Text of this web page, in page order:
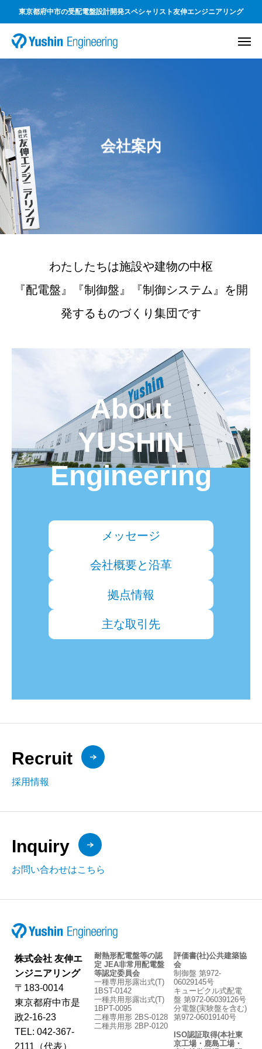
東京都府中市の受配電盤設計開発スペシャリスト友伸エンジニアリング
会社案内
わたしたちは施設や建物の中枢
『配電盤』『制御盤』『制御システム』を開
発するものづくり集団です
About
YUSHIN
Engineering
メッセージ
会社概要と沿革
拠点情報
主な取引先
Recruit
採用情報
Inquiry
お問い合わせはこちら
株式会社 友伸エ
ンジニアリング
〒183-0014
東京都府中市是
政2-16-23
TEL: 042-367-
2111（代表）
耐熱形配電盤等の認
定 JEA非常用配電盤
等認定委員会
一種専用形露出式(T)
1BST-0142
一種共用形露出式(T)
1BPT-0095
二種専用形 2BS-0128
二種共用形 2BP-0120
評価書(社)公共建築協
会
制御盤 第972-
06029145号
キュービクル式配電
盤 第972-06039126号
分電盤(実験盤を含む)
第972-06019140号
ISO認証取得(本社東
京工場・鹿島工場・